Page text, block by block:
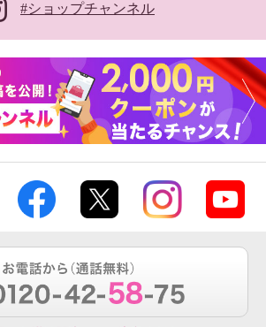
#ショップチャンネル